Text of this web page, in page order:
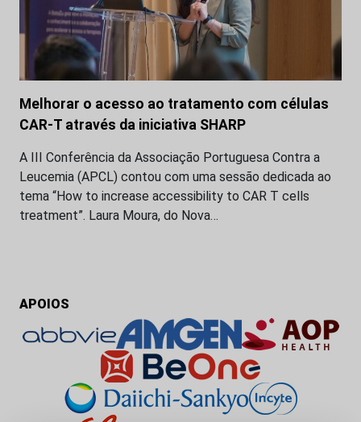
Melhorar o acesso ao tratamento com células
CAR-T através da iniciativa SHARP
A III Conferência da Associação Portuguesa Contra a
Leucemia (APCL) contou com uma sessão dedicada ao
tema “How to increase accessibility to CAR T cells
treatment”. Laura Moura, do Nova…
APOIOS